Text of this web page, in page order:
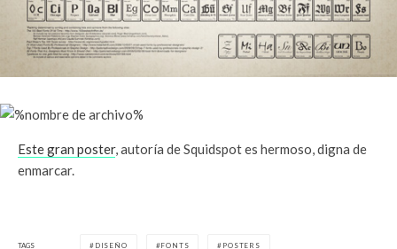
Este gran poster, autoría de Squidspot es hermoso, digna de
enmarcar.
TAGS DISEÑO FONTS POSTERS